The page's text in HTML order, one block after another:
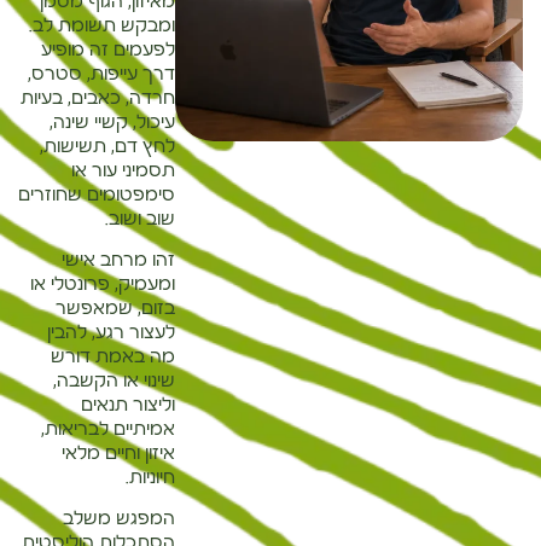
ומבקש תשומת לב.
לפעמים זה מופיע
דרך עייפות, סטרס,
חרדה, כאבים, בעיות
עיכול, קשיי שינה,
לחץ דם, תשישות,
תסמיני עור או
סימפטומים שחוזרים
שוב ושוב.
זהו מרחב אישי
ומעמיק, פרונטלי או
בזום, שמאפשר
לעצור רגע, להבין
מה באמת דורש
שינוי או הקשבה,
וליצור תנאים
אמיתיים לבריאות,
איזון וחיים מלאי
חיוניות.
המפגש משלב